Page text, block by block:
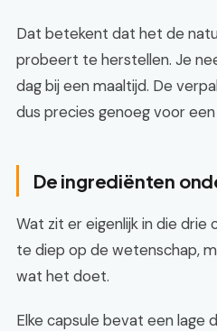
Dat betekent dat het de
probeert te herstellen. Je
dag bij een maaltijd. De
dus precies genoeg voor
De ingrediënten
Wat zit er eigenlijk in die drie
te diep op de wetenschap,
wat het doet.
Elke capsule bevat een lage